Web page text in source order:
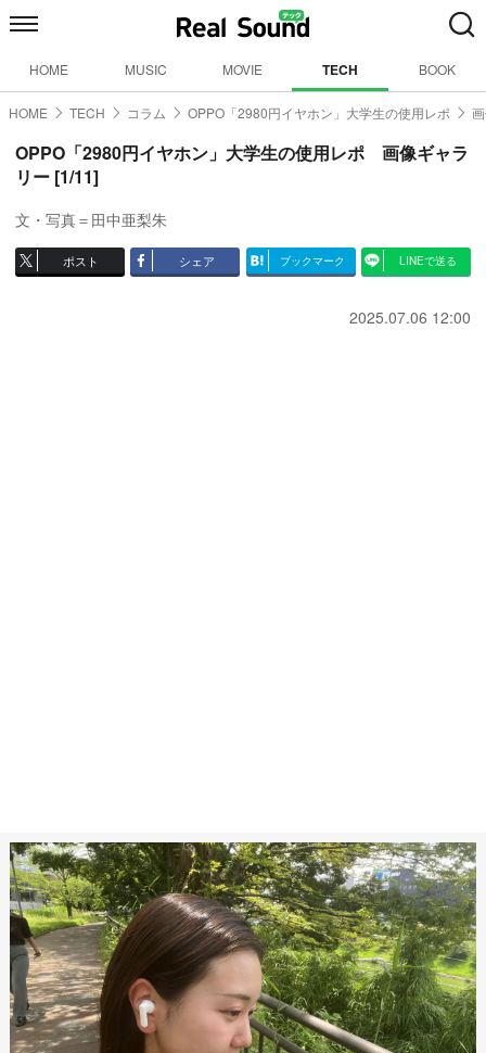
HOME MUSIC MOVIE TECH BOOK
HOME TECH コラム OPPO「2980円イヤホン」大学生の使用レポ
OPPO「2980円イヤホン」大学生の使用レポ 画像ギャラ
リー [1/11]
文・写真＝田中亜梨朱
ポスト シェア ブックマーク LINEで送る
2025.07.06 12:00